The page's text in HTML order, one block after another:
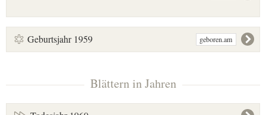
Geburtsjahr 1959 geboren.am
Blättern in Jahren